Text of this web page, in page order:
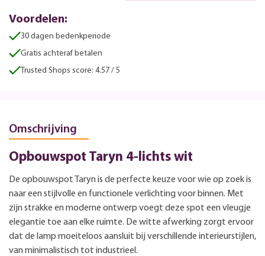
Voordelen:
30 dagen bedenkperiode
Gratis achteraf betalen
Trusted Shops score: 4.57 / 5
Omschrijving
Opbouwspot Taryn 4-lichts wit
De opbouwspot Taryn is de perfecte keuze voor wie op zoek is
naar een stijlvolle en functionele verlichting voor binnen. Met
zijn strakke en moderne ontwerp voegt deze spot een vleugje
elegantie toe aan elke ruimte. De witte afwerking zorgt ervoor
dat de lamp moeiteloos aansluit bij verschillende interieurstijlen,
van minimalistisch tot industrieel.